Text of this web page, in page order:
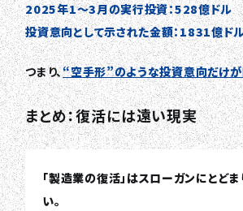
2025年1〜3月の実行投資：528億ドル
投資意向として示された金額：1831億ド
つまり、“空手形”のような投資意向だけ
まとめ：復活には遠い現実
「製造業の復活」はスローガンにとどま
い。